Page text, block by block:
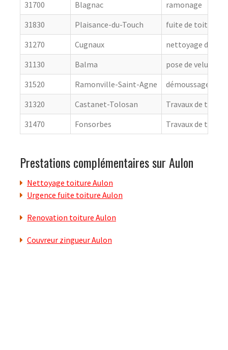
31700
Blagnac
ramonage
31830
Plaisance-du-Touch
fuite de toiture
31270
Cugnaux
nettoyage de
31130
Balma
pose de velux
31520
Ramonville-Saint-Agne
démoussage de
31320
Castanet-Tolosan
Travaux de
31470
Fonsorbes Travaux de
Prestations complémentaires sur Aulon
Nettoyage toiture Aulon
Urgence fuite toiture Aulon
Renovation toiture Aulon
Couvreur zingueur Aulon